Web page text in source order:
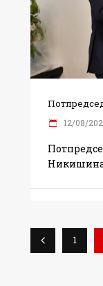
12/08/
1